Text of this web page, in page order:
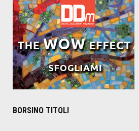
BORSINO TITOLI